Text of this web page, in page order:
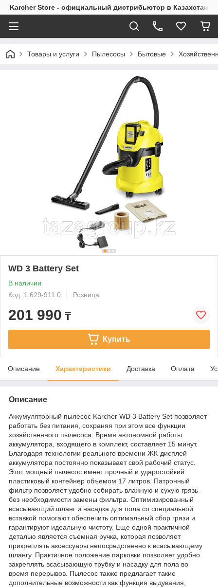
Karcher Store - официальный дистрибьютор в Казахстане
Товары и услуги Пылесосы Бытовые
WD 3 Battery Set
В наличии
Код: 1.629-911.0
Розница
201 990 ₸
Купить
Описание Характеристики Доставка Оплата
Описание
Аккумуляторный пылесос Karcher WD 3 Battery Set позволяет
работать без питания, сохраняя при этом все функции
хозяйственного пылесоса. Время автономной работы
аккумулятора, входящего в комплект, составляет 15 минут.
Благодаря технологии реального времени ЖК-дисплей
аккумулятора постоянно показывает свой рабочий статус.
Этот мощный пылесос имеет прочный и ударостойкий
пластиковый контейнер объемом 17 литров. Патронный
фильтр позволяет удобно собирать влажную и сухую грязь -
без необходимости замены фильтра. Оптимизированный
всасывающий шланг и насадка для пола со специальной
вставкой помогают обеспечить оптимальный сбор грязи и
гарантируют идеальную чистоту. Еще одной практичной
деталью является съемная ручка, которая позволяет
прикреплять аксессуары непосредственно к всасывающему
шлангу. Практичное положение парковки позволяет удобно
закреплять всасывающую трубку и насадку для пола во
время перерывов. Пылесос также предлагает такие
дополнительные возможности как функция выдувания,